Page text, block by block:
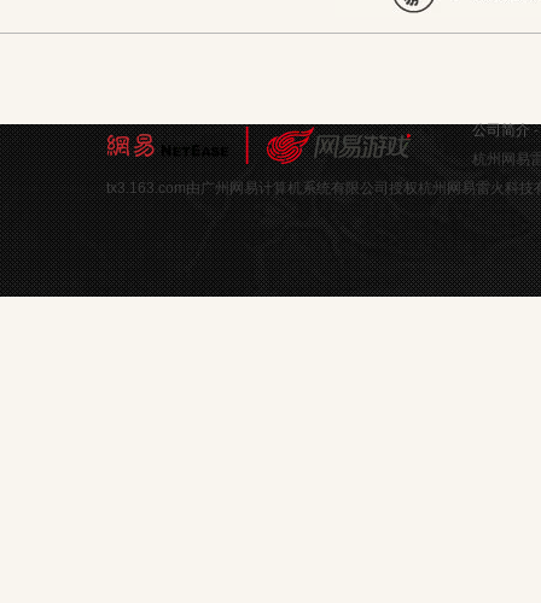
公司简介-
杭州网易
tx3.163.com由广州网易计算机系统有限公司授权杭州网易雷火科技